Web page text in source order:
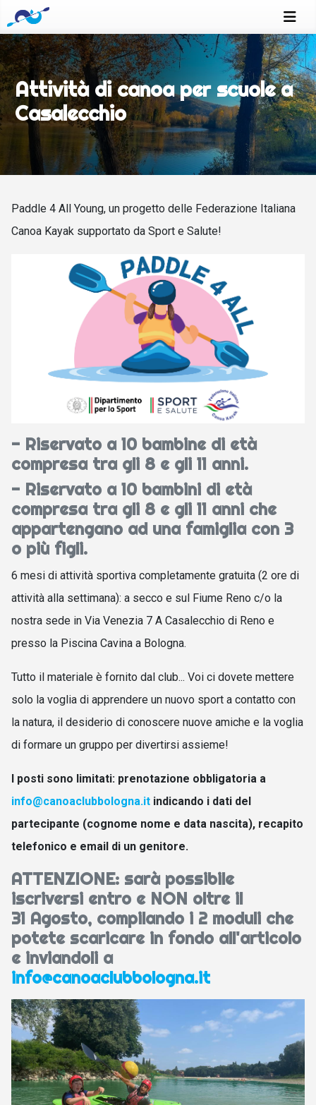
Attività di canoa per scuole a
Casalecchio
Paddle 4 All Young, un progetto delle Federazione Italiana
Canoa Kayak supportato da Sport e Salute!
- Riservato a 10 bambine di età
compresa tra gli 8 e gli 11 anni.
- Riservato a 10 bambini di età
compresa tra gli 8 e gli 11 anni che
appartengano ad una famiglia con 3
o più figli.
6 mesi di attività sportiva completamente gratuita (2 ore di
attività alla settimana): a secco e sul Fiume Reno c/o la
nostra sede in Via Venezia 7 A Casalecchio di Reno e
presso la Piscina Cavina a Bologna.
Tutto il materiale è fornito dal club... Voi ci dovete mettere
solo la voglia di apprendere un nuovo sport a contatto con
la natura, il desiderio di conoscere nuove amiche e la voglia
di formare un gruppo per divertirsi assieme!
I posti sono limitati: prenotazione obbligatoria a
info@canoaclubbologna.it indicando i dati del
partecipante (cognome nome e data nascita), recapito
telefonico e email di un genitore.
ATTENZIONE: sarà possibile
iscriversi entro e NON oltre il
31 Agosto, compilando i 2 moduli che
potete scaricare in fondo all'articolo
e inviandoli a
info@canoaclubbologna.it